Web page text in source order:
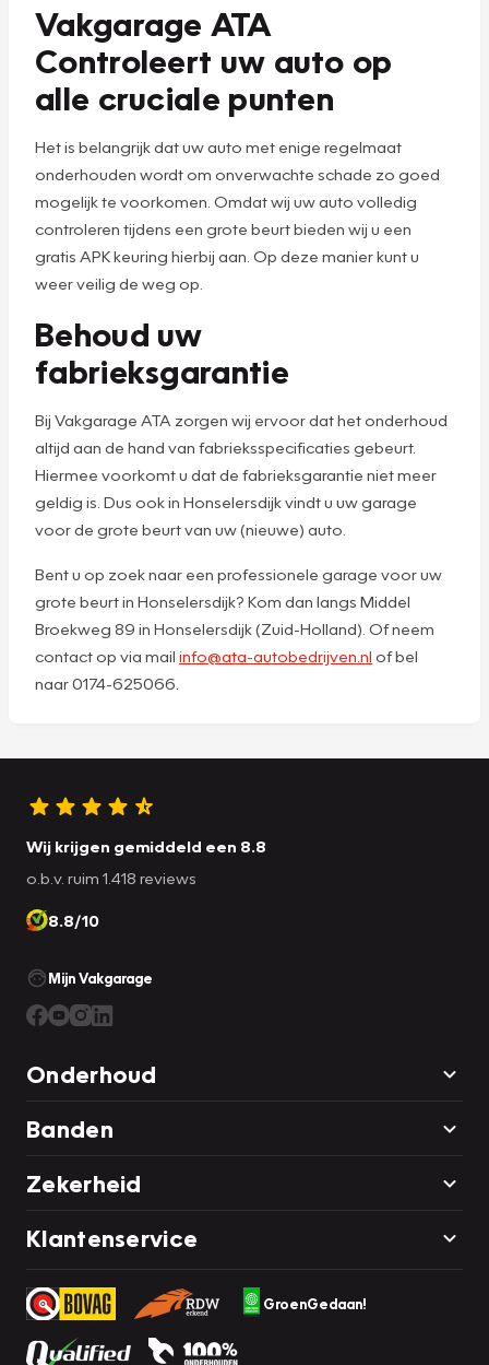
Vakgarage ATA
Controleert uw auto op
alle cruciale punten
Het is belangrijk dat uw auto met enige regelmaat
onderhouden wordt om onverwachte schade zo goed
mogelijk te voorkomen. Omdat wij uw auto volledig
controleren tijdens een grote beurt bieden wij u een
gratis APK keuring hierbij aan. Op deze manier kunt u
weer veilig de weg op.
Behoud uw
fabrieksgarantie
Bij Vakgarage ATA zorgen wij ervoor dat het onderhoud
altijd aan de hand van fabrieksspecificaties gebeurt.
Hiermee voorkomt u dat de fabrieksgarantie niet meer
geldig is. Dus ook in Honselersdijk vindt u uw garage
voor de grote beurt van uw (nieuwe) auto.
Bent u op zoek naar een professionele garage voor uw
grote beurt in Honselersdijk? Kom dan langs Middel
Broekweg 89 in Honselersdijk (Zuid-Holland). Of neem
contact op via mail info@ata-autobedrijven.nl of bel
naar 0174-625066.
Wij krijgen gemiddeld een 8.8
o.b.v. ruim 1.418 reviews
8.8/10
Mijn Vakgarage
Onderhoud
Banden
Zekerheid
Klantenservice
GroenGedaan!